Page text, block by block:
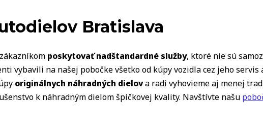
Bratislava
poskytovať nadštandardné služby, ktoré nie sú
vybavili na našej pobočke všetko od kúpy vozidla cez jeho servis
originálnych náhradných dielov a radi vyhovieme aj menej
k náhradným dielom špičkovej kvality. Navštívte našu